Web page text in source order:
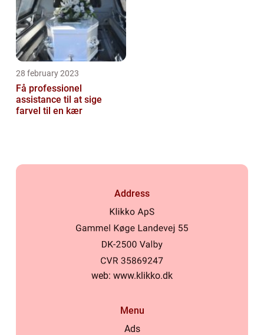
28 february 2023
Få professionel
assistance til at sige
farvel til en kær
Address
web: www.klikko.dk
Menu
Ads